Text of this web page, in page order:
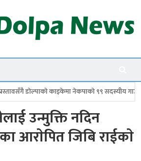
नेकपाकाे ९९ सदस्यीय गाउँ समिति गठन
उन्मुक्ति नदिन
आराेपित जिबि राईकाे